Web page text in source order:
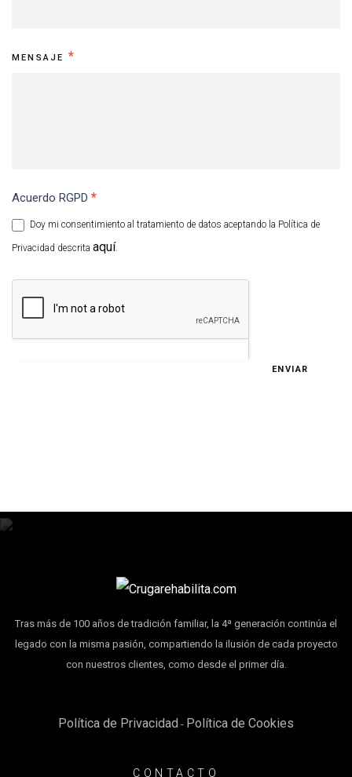
MENSAJE *
Acuerdo RGPD *
Privacidad descrita aquí
ENVIAR
Tras más de 100 años de tradición familiar, la 4ª generación continúa el
legado con la misma pasión, compartiendo la ilusión de cada proyecto
con nuestros clientes, como desde el primer día.
Política de Privacidad - Política de Cookies
CONTACTO